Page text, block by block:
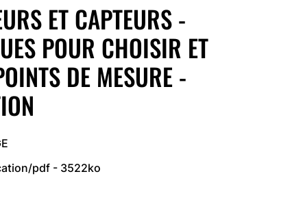
ET CAPTEURS -
POUR CHOISIR ET
DE MESURE -
pdf - 3522ko